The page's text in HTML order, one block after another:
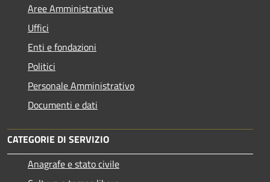
Aree Amministrative
Uffici
Enti e fondazioni
Politici
Personale Amministrativo
Documenti e dati
CATEGORIE DI SERVIZIO
Anagrafe e stato civile